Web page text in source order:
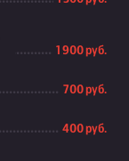
1 900 руб.
700 руб.
400 руб.